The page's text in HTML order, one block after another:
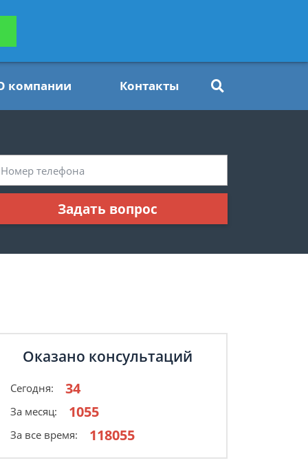
компании Контакты
Задать вопрос
Оказано консультаций
Сегодня: 34
За месяц: 1055
За все время: 118055